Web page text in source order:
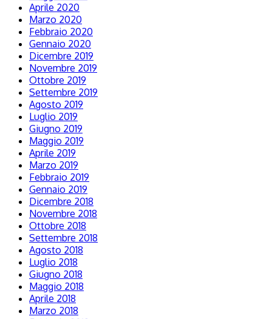
Aprile 2020
Marzo 2020
Febbraio 2020
Gennaio 2020
Dicembre 2019
Novembre 2019
Ottobre 2019
Settembre 2019
Agosto 2019
Luglio 2019
Giugno 2019
Maggio 2019
Aprile 2019
Marzo 2019
Febbraio 2019
Gennaio 2019
Dicembre 2018
Novembre 2018
Ottobre 2018
Settembre 2018
Agosto 2018
Luglio 2018
Giugno 2018
Maggio 2018
Aprile 2018
Marzo 2018